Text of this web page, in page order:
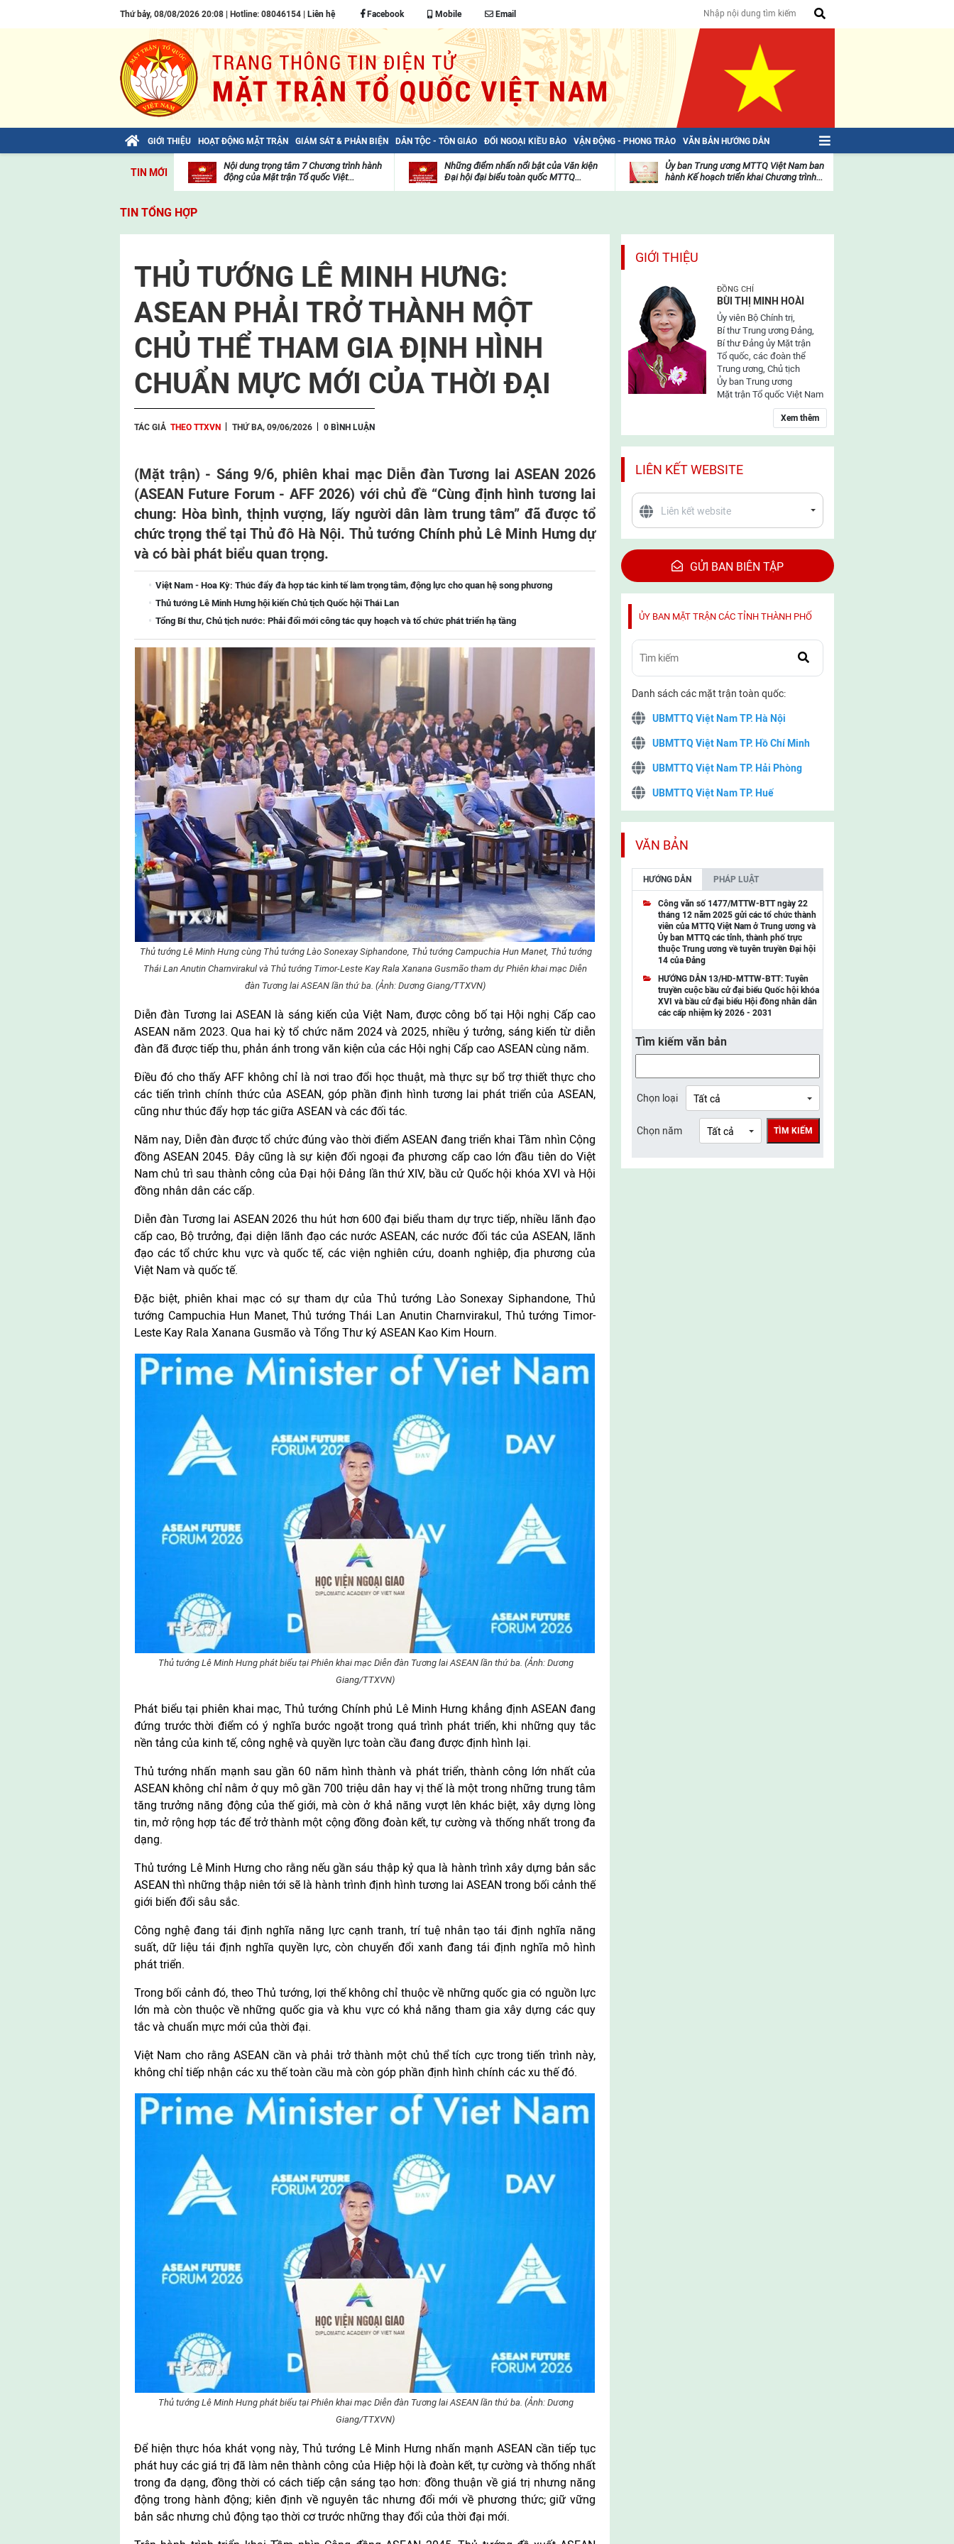
Thứ bảy, 08/08/2026 20:08 | Hotline: 08046154 | Liên hệ Facebook Mobile Email
GIỚI THIỆU HOẠT ĐỘNG MẶT TRẬN GIÁM SÁT & PHẢN BIỆN DÂN TỘC - TÔN GIÁO ĐỐI NGOẠI KIỀU BÀO VẬN ĐỘNG - PHONG TRÀO VĂN BẢN HƯỚNG DẪN
TIN MỚI
Bài viết của Tổng Bí thư Tô Lâm: TIẾN
viện
Nội dung trọng tâm 7 Chương trình hành
động của Mặt trận Tổ quốc Việt...
Những điểm nhấn nổi bật của Văn kiện
Đại hội đại biểu toàn quốc MTTQ...
mặt
trận
Ủy ban Trung ương MTTQ Việt Nam ban
hành Kế hoạch triển khai Chương trình...
TIN TỔNG HỢP
THỦ TƯỚNG LÊ MINH HƯNG:
ASEAN PHẢI TRỞ THÀNH MỘT
CHỦ THỂ THAM GIA ĐỊNH HÌNH
CHUẨN MỰC MỚI CỦA THỜI ĐẠI
TÁC GIẢ THEO TTXVN THỨ BA, 09/06/2026 0 BÌNH LUẬN
(Mặt trận) - Sáng 9/6, phiên khai mạc Diễn đàn Tương lai ASEAN 2026
(ASEAN Future Forum - AFF 2026) với chủ đề “Cùng định hình tương lai
chung: Hòa bình, thịnh vượng, lấy người dân làm trung tâm” đã được tổ
chức trọng thể tại Thủ đô Hà Nội. Thủ tướng Chính phủ Lê Minh Hưng dự
và có bài phát biểu quan trọng.
Việt Nam - Hoa Kỳ: Thúc đẩy đà hợp tác kinh tế làm trọng tâm, động lực cho quan hệ song phương
Thủ tướng Lê Minh Hưng hội kiến Chủ tịch Quốc hội Thái Lan
Tổng Bí thư, Chủ tịch nước: Phải đổi mới công tác quy hoạch và tổ chức phát triển hạ tầng
Thủ tướng Lê Minh Hưng cùng Thủ tướng Lào Sonexay Siphandone, Thủ tướng Campuchia Hun Manet, Thủ tướng
Thái Lan Anutin Charnvirakul và Thủ tướng Timor-Leste Kay Rala Xanana Gusmão tham dự Phiên khai mạc Diễn
đàn Tương lai ASEAN lần thứ ba. (Ảnh: Dương Giang/TTXVN)
Diễn đàn Tương lai ASEAN là sáng kiến của Việt Nam, được công bố tại Hội nghị Cấp cao
ASEAN năm 2023. Qua hai kỳ tổ chức năm 2024 và 2025, nhiều ý tưởng, sáng kiến từ diễn
đàn đã được tiếp thu, phản ánh trong văn kiện của các Hội nghị Cấp cao ASEAN cùng năm.
Điều đó cho thấy AFF không chỉ là nơi trao đổi học thuật, mà thực sự bổ trợ thiết thực cho
các tiến trình chính thức của ASEAN, góp phần định hình tương lai phát triển của ASEAN,
cũng như thúc đẩy hợp tác giữa ASEAN và các đối tác.
Năm nay, Diễn đàn được tổ chức đúng vào thời điểm ASEAN đang triển khai Tầm nhìn Cộng
đồng ASEAN 2045. Đây cũng là sự kiện đối ngoại đa phương cấp cao lớn đầu tiên do Việt
Nam chủ trì sau thành công của Đại hội Đảng lần thứ XIV, bầu cử Quốc hội khóa XVI và Hội
đồng nhân dân các cấp.
Diễn đàn Tương lai ASEAN 2026 thu hút hơn 600 đại biểu tham dự trực tiếp, nhiều lãnh đạo
cấp cao, Bộ trưởng, đại diện lãnh đạo các nước ASEAN, các nước đối tác của ASEAN, lãnh
đạo các tổ chức khu vực và quốc tế, các viện nghiên cứu, doanh nghiệp, địa phương của
Việt Nam và quốc tế.
Đặc biệt, phiên khai mạc có sự tham dự của Thủ tướng Lào Sonexay Siphandone, Thủ
tướng Campuchia Hun Manet, Thủ tướng Thái Lan Anutin Charnvirakul, Thủ tướng Timor-
Leste Kay Rala Xanana Gusmão và Tổng Thư ký ASEAN Kao Kim Hourn.
Thủ tướng Lê Minh Hưng phát biểu tại Phiên khai mạc Diễn đàn Tương lai ASEAN lần thứ ba. (Ảnh: Dương
Giang/TTXVN)
Phát biểu tại phiên khai mạc, Thủ tướng Chính phủ Lê Minh Hưng khẳng định ASEAN đang
đứng trước thời điểm có ý nghĩa bước ngoặt trong quá trình phát triển, khi những quy tắc
nền tảng của kinh tế, công nghệ và quyền lực toàn cầu đang được định hình lại.
Thủ tướng nhấn mạnh sau gần 60 năm hình thành và phát triển, thành công lớn nhất của
ASEAN không chỉ nằm ở quy mô gần 700 triệu dân hay vị thế là một trong những trung tâm
tăng trưởng năng động của thế giới, mà còn ở khả năng vượt lên khác biệt, xây dựng lòng
tin, mở rộng hợp tác để trở thành một cộng đồng đoàn kết, tự cường và thống nhất trong đa
dạng.
Thủ tướng Lê Minh Hưng cho rằng nếu gần sáu thập kỷ qua là hành trình xây dựng bản sắc
ASEAN thì những thập niên tới sẽ là hành trình định hình tương lai ASEAN trong bối cảnh thế
giới biến đổi sâu sắc.
Công nghệ đang tái định nghĩa năng lực cạnh tranh, trí tuệ nhân tạo tái định nghĩa năng
suất, dữ liệu tái định nghĩa quyền lực, còn chuyển đổi xanh đang tái định nghĩa mô hình
phát triển.
Trong bối cảnh đó, theo Thủ tướng, lợi thế không chỉ thuộc về những quốc gia có nguồn lực
lớn mà còn thuộc về những quốc gia và khu vực có khả năng tham gia xây dựng các quy
tắc và chuẩn mực mới của thời đại.
Việt Nam cho rằng ASEAN cần và phải trở thành một chủ thể tích cực trong tiến trình này,
không chỉ tiếp nhận các xu thế toàn cầu mà còn góp phần định hình chính các xu thế đó.
Thủ tướng Lê Minh Hưng phát biểu tại Phiên khai mạc Diễn đàn Tương lai ASEAN lần thứ ba. (Ảnh: Dương
Giang/TTXVN)
Để hiện thực hóa khát vọng này, Thủ tướng Lê Minh Hưng nhấn mạnh ASEAN cần tiếp tục
phát huy các giá trị đã làm nên thành công của Hiệp hội là đoàn kết, tự cường và thống nhất
trong đa dạng, đồng thời có cách tiếp cận sáng tạo hơn: đồng thuận về giá trị nhưng năng
động trong hành động; kiên định về nguyên tắc nhưng đổi mới về phương thức; giữ vững
bản sắc nhưng chủ động tạo thời cơ trước những thay đổi của thời đại mới.
GIỚI THIỆU
ĐỒNG CHÍ
BÙI THỊ MINH HOÀI
Ủy viên Bộ Chính trị,
Bí thư Trung ương Đảng,
Bí thư Đảng ủy Mặt trận
Tổ quốc, các đoàn thể
Trung ương, Chủ tịch
Ủy ban Trung ương
Mặt trận Tổ quốc Việt Nam
Xem thêm
LIÊN KẾT WEBSITE
GỬI BAN BIÊN TẬP
ỦY BAN MẶT TRẬN CÁC TỈNH THÀNH PHỐ
Danh sách các mặt trận toàn quốc:
UBMTTQ Việt Nam TP. Hà Nội
UBMTTQ Việt Nam TP. Hồ Chí Minh
UBMTTQ Việt Nam TP. Hải Phòng
UBMTTQ Việt Nam TP. Huế
UBMTTQ Việt Nam TP. Cần Thơ
UBMTTQ Việt Nam tỉnh Quảng Ninh
UBMTTQ Việt Nam tỉnh Cao Bằng
UBMTTQ Việt Nam tỉnh Lạng Sơn
UBMTTQ Việt Nam tỉnh Lai Châu
UBMTTQ Việt Nam tỉnh Điện Biên
UBMTTQ Việt Nam tỉnh Sơn La
UBMTTQ Việt Nam tỉnh Thanh Hóa
UBMTTQ Việt Nam tỉnh Nghệ An
UBMTTQ Việt Nam tỉnh Lào Cai
UBMTTQ Việt Nam tỉnh Thái Nguyên
VĂN BẢN
HƯỚNG DẪN PHÁP LUẬT
Công văn số 1477/MTTW-BTT ngày 22
tháng 12 năm 2025 gửi các tổ chức thành
viên của MTTQ Việt Nam ở Trung ương và
Ủy ban MTTQ các tỉnh, thành phố trực
thuộc Trung ương về tuyên truyền Đại hội
14 của Đảng
HƯỚNG DẪN 13/HD-MTTW-BTT: Tuyên
truyền cuộc bầu cử đại biểu Quốc hội khóa
XVI và bầu cử đại biểu Hội đồng nhân dân
các cấp nhiệm kỳ 2026 - 2031
Tìm kiếm văn bản
Chọn loại
Chọn năm TÌM KIẾM